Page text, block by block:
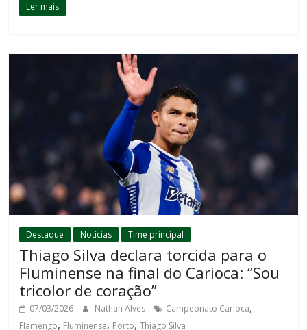
Ler mais
Destaque Notícias Time principal
Thiago Silva declara torcida para o
Fluminense na final do Carioca: “Sou
tricolor de coração”
07/03/2026 Nathan Alves Campeonato Carioca,
Flamengo, Fluminense, Porto,Thiago Silva